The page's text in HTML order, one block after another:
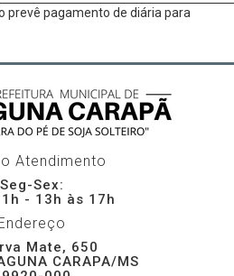
prevê pagamento de diária para
Atendimento
Seg-Sex:
- 13h às 17h
Mate, 650
CARAPA/MS